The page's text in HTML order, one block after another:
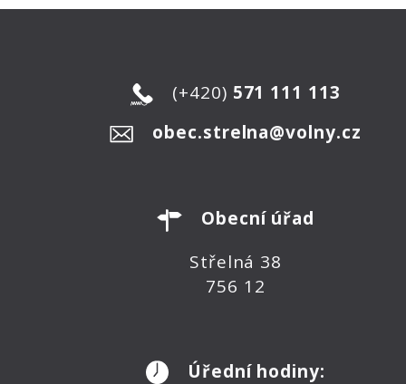
(+420) 571 111 113
obec.strelna@volny.cz
Obecní úřad
Střelná 38
756 12
Úřední hodiny: